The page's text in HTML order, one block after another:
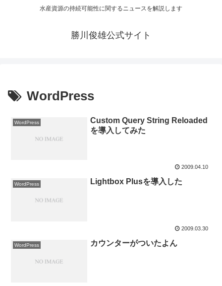
水産資源の持続可能性に関するニュースを解説します
勝川俊雄公式サイト
WordPress
WordPress
Custom Query String Reloaded
を導入してみた
2009.04.10
WordPress Lightbox Plusを導入した
2009.03.30
WordPress カウンターがついたよん